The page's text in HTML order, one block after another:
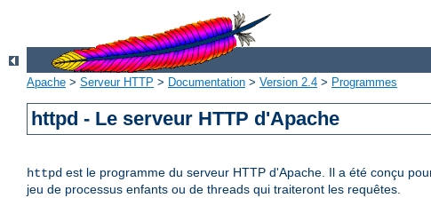
Apache > Serveur HTTP > Documentation > Version 2.4 > Programmes
httpd - Le serveur HTTP d'Apache
httpd est le programme du serveur HTTP d'Apache. Il a été conçu
jeu de processus enfants ou de threads qui traiteront les requêtes.